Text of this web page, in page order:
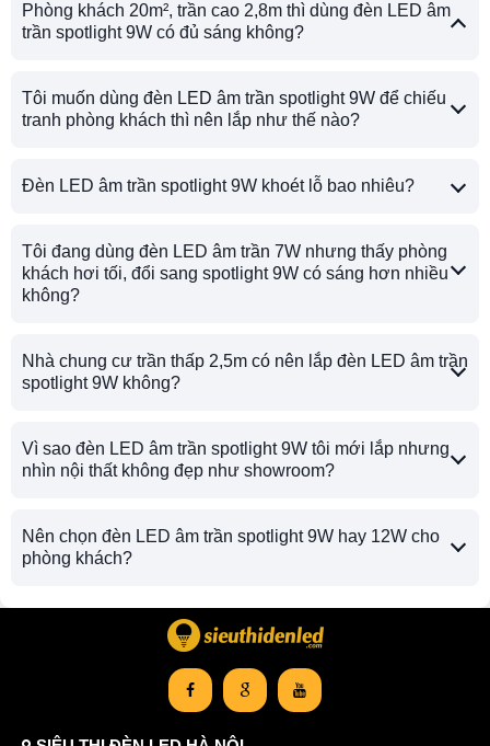
Phòng khách 20m², trần cao 2,8m thì dùng đèn LED âm
trần spotlight 9W có đủ sáng không?
Tôi muốn dùng đèn LED âm trần spotlight 9W để chiếu
tranh phòng khách thì nên lắp như thế nào?
Đèn LED âm trần spotlight 9W khoét lỗ bao nhiêu?
Tôi đang dùng đèn LED âm trần 7W nhưng thấy phòng
khách hơi tối, đổi sang spotlight 9W có sáng hơn nhiều
không?
Nhà chung cư trần thấp 2,5m có nên lắp đèn LED âm trần
spotlight 9W không?
Vì sao đèn LED âm trần spotlight 9W tôi mới lắp nhưng
nhìn nội thất không đẹp như showroom?
Nên chọn đèn LED âm trần spotlight 9W hay 12W cho
phòng khách?